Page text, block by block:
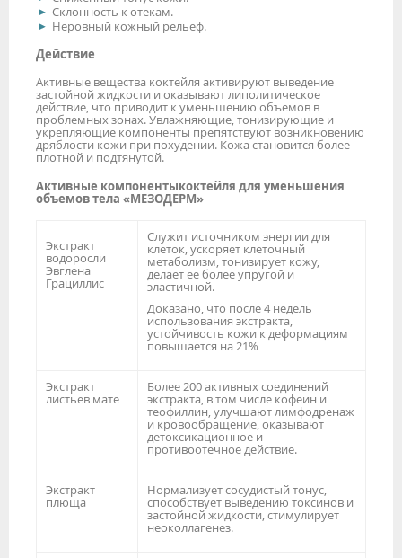
Склонность к отекам.
Неровный кожный рельеф.
Действие
Активные вещества коктейля активируют выведение
застойной жидкости и оказывают липолитическое
действие, что приводит к уменьшению объемов в
проблемных зонах. Увлажняющие, тонизирующие и
укрепляющие компоненты препятствуют возникновению
дряблости кожи при похудении. Кожа становится более
плотной и подтянутой.
Активные компонентыкоктейля для уменьшения
объемов тела «МЕЗОДЕРМ»
Экстракт
водоросли
Эвглена
Грациллис
Служит источником энергии для
клеток, ускоряет клеточный
метаболизм, тонизирует кожу,
делает ее более упругой и
эластичной.
Доказано, что после 4 недель
использования экстракта,
устойчивость кожи к деформациям
повышается на 21%
Экстракт
листьев мате
Более 200 активных соединений
экстракта, в том числе кофеин и
теофиллин, улучшают лимфодренаж
и кровообращение, оказывают
детоксикационное и
противоотечное действие.
Экстракт
плюща
Нормализует сосудистый тонус,
способствует выведению токсинов и
застойной жидкости, стимулирует
неоколлагенез.